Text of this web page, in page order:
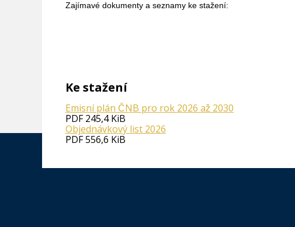
Zajímavé dokumenty a seznamy ke stažení:
Ke stažení
Emisní plán ČNB pro rok 2026 až 2030
PDF 245,4 KiB
Objednávkový list 2026
PDF556,6 KiB